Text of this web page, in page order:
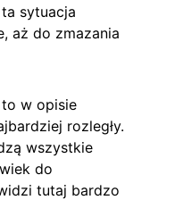
sytuacja
aż do zmazania
to w opisie
rozległy.
wszystkie
do
tutaj bardzo